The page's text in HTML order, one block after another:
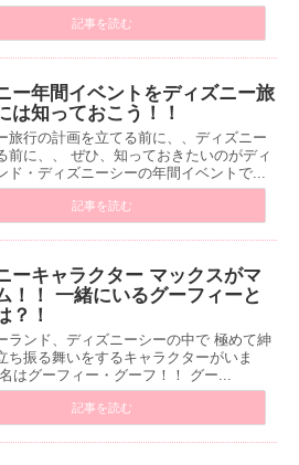
記事を読む
ー年間イベントをディズニー旅
は知っておこう！！
旅行の計画を立てる前に、、ディズニー
前に、、 ぜひ、知っておきたいのがディ
ド・ディズニーシーの年間イベントで...
記事を読む
ーキャラクター マックスがマ
！！ 一緒にいるグーフィーと
？！
ランド、ディズニーシーの中で 極めて紳
ち振る舞いをするキャラクターがいま
はグーフィー・グーフ！！ グー...
記事を読む